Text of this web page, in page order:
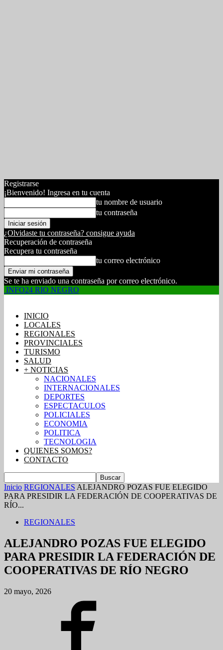
Registrarse
¡Bienvenido! Ingresa en tu cuenta
tu nombre de usuario
tu contraseña
¿Olvidaste tu contraseña? consigue ayuda
Recuperación de contraseña
Recupera tu contraseña
tu correo electrónico
Se te ha enviado una contraseña por correo electrónico.
INFO24 RIO NEGRO
INICIO
LOCALES
REGIONALES
PROVINCIALES
TURISMO
SALUD
+ NOTICIAS
NACIONALES
INTERNACIONALES
DEPORTES
ESPECTACULOS
POLICIALES
ECONOMIA
POLITICA
TECNOLOGIA
QUIENES SOMOS?
CONTACTO
Inicio REGIONALES ALEJANDRO POZAS FUE ELEGIDO
PARA PRESIDIR LA FEDERACIÓN DE COOPERATIVAS DE
RÍO...
REGIONALES
ALEJANDRO POZAS FUE ELEGIDO
PARA PRESIDIR LA FEDERACIÓN DE
COOPERATIVAS DE RÍO NEGRO
20 mayo, 2026